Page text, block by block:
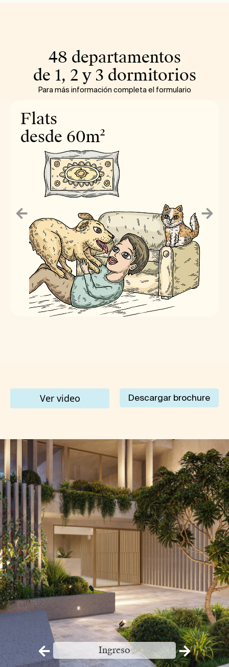
48 departamentos
de 1, 2 y 3 dormitorios
Para más información completa el formulario
Flats
desde 60m²
Ver video Descargar brochure
Ingreso